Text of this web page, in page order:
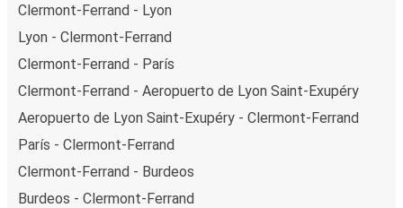
Clermont-Ferrand - Lyon
Lyon - Clermont-Ferrand
Clermont-Ferrand - París
Clermont-Ferrand - Aeropuerto de Lyon Saint-Exupéry
Aeropuerto de Lyon Saint-Exupéry - Clermont-Ferrand
París - Clermont-Ferrand
Clermont-Ferrand - Burdeos
Burdeos - Clermont-Ferrand